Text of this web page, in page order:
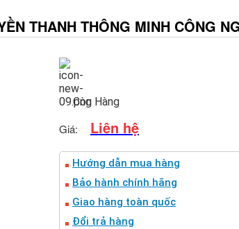
THANH THÔNG MINH CÔNG
Còn Hàng
Giá: Liên hệ
Hướng dẫn mua hàng
Bảo hành chính hãng
Giao hàng toàn quốc
Đổi trả hàng